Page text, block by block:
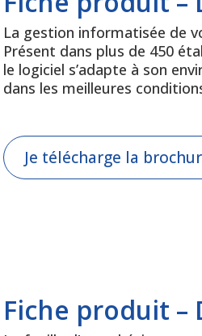
La gestion informatisée de
Présent dans plus de 450
le logiciel s’adapte à son
dans les meilleures
Je télécharge la
Fiche produit –